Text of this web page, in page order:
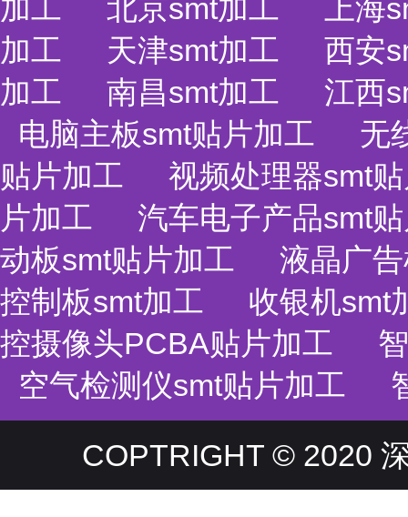
加工
北京smt加工
上海
加工
天津smt加工
西安
加工
南昌smt加工
江西
电脑主板smt贴片加工
无
贴片加工
视频处理器smt
片加工
汽车电子产品smt
动板smt贴片加工
液晶广
控制板smt加工
收银机smt
控摄像头PCBA贴片加工
空气检测仪smt贴片加工
COPTRIGHT © 2020